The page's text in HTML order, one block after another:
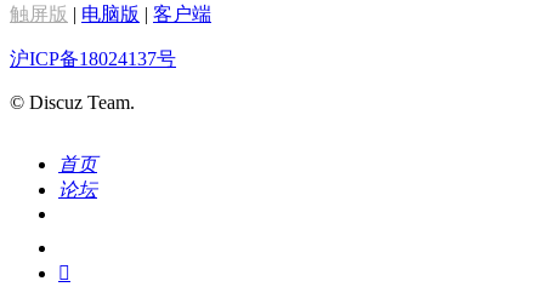
触屏版 | 电脑版 | 客户端
沪ICP备18024137号
© Discuz Team.
首页
论坛
我的
